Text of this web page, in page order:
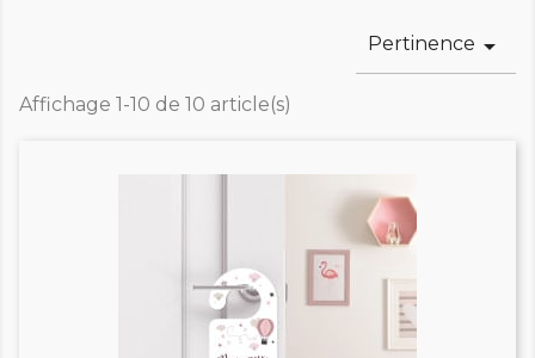
Pertinence 
Affichage 1-10 de 10 article(s)